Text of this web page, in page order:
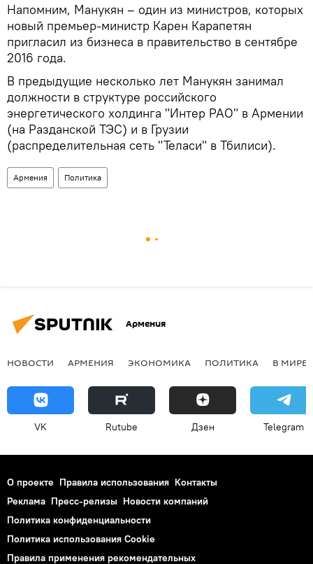
Напомним, Манукян – один из министров, которых
новый премьер-министр Карен Карапетян
пригласил из бизнеса в правительство в сентябре
2016 года.
В предыдущие несколько лет Манукян занимал
должности в структуре российского
энергетического холдинга "Интер РАО" в Армении
(на Разданской ТЭС) и в Грузии
(распределительная сеть "Теласи" в Тбилиси).
Армения Политика
Армения
НОВОСТИ АРМЕНИЯ ЭКОНОМИКА ПОЛИТИКА В МИРЕ
VK Rutube Дзен Telegram
О проекте Правила использования Контакты
Реклама Пресс-релизы Новости компаний
Политика конфиденциальности
Политика использования Cookie
Правила применения рекомендательных